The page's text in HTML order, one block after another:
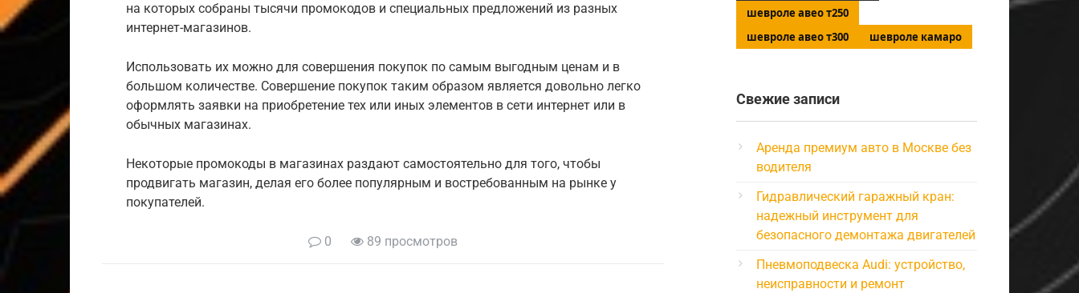
на которых собраны тысячи промокодов и специальных предложений из разных
интернет-магазинов.
Использовать их можно для совершения покупок по самым выгодным ценам и в
большом количестве. Совершение покупок таким образом является довольно легко
оформлять заявки на приобретение тех или иных элементов в сети интернет или в
обычных магазинах.
Некоторые промокоды в магазинах раздают самостоятельно для того, чтобы
продвигать магазин, делая его более популярным и востребованным на рынке у
покупателей.
0 89 просмотров
шевроле авео т250
шевроле авео т300
шевроле камаро
Свежие записи
Аренда премиум авто в Москве без
водителя
Гидравлический гаражный кран:
надежный инструмент для
безопасного демонтажа двигателей
Пневмоподвеска Audi: устройство,
неисправности и ремонт